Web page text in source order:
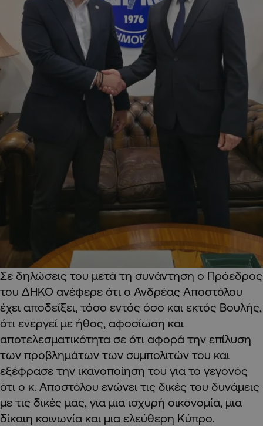
Σε δηλώσεις του μετά τη συνάντηση ο Πρόεδρος
του ΔΗΚΟ ανέφερε ότι ο Ανδρέας Αποστόλου
έχει αποδείξει, τόσο εντός όσο και εκτός Βουλής,
ότι ενεργεί με ήθος, αφοσίωση και
αποτελεσματικότητα σε ότι αφορά την επίλυση
των προβλημάτων των συμπολιτών του και
εξέφρασε την ικανοποίηση του για το γεγονός
ότι ο κ. Αποστόλου ενώνει τις δικές του δυνάμεις
με τις δικές μας, για μια ισχυρή οικονομία, μια
δίκαιη κοινωνία και μια ελεύθερη Κύπρο.